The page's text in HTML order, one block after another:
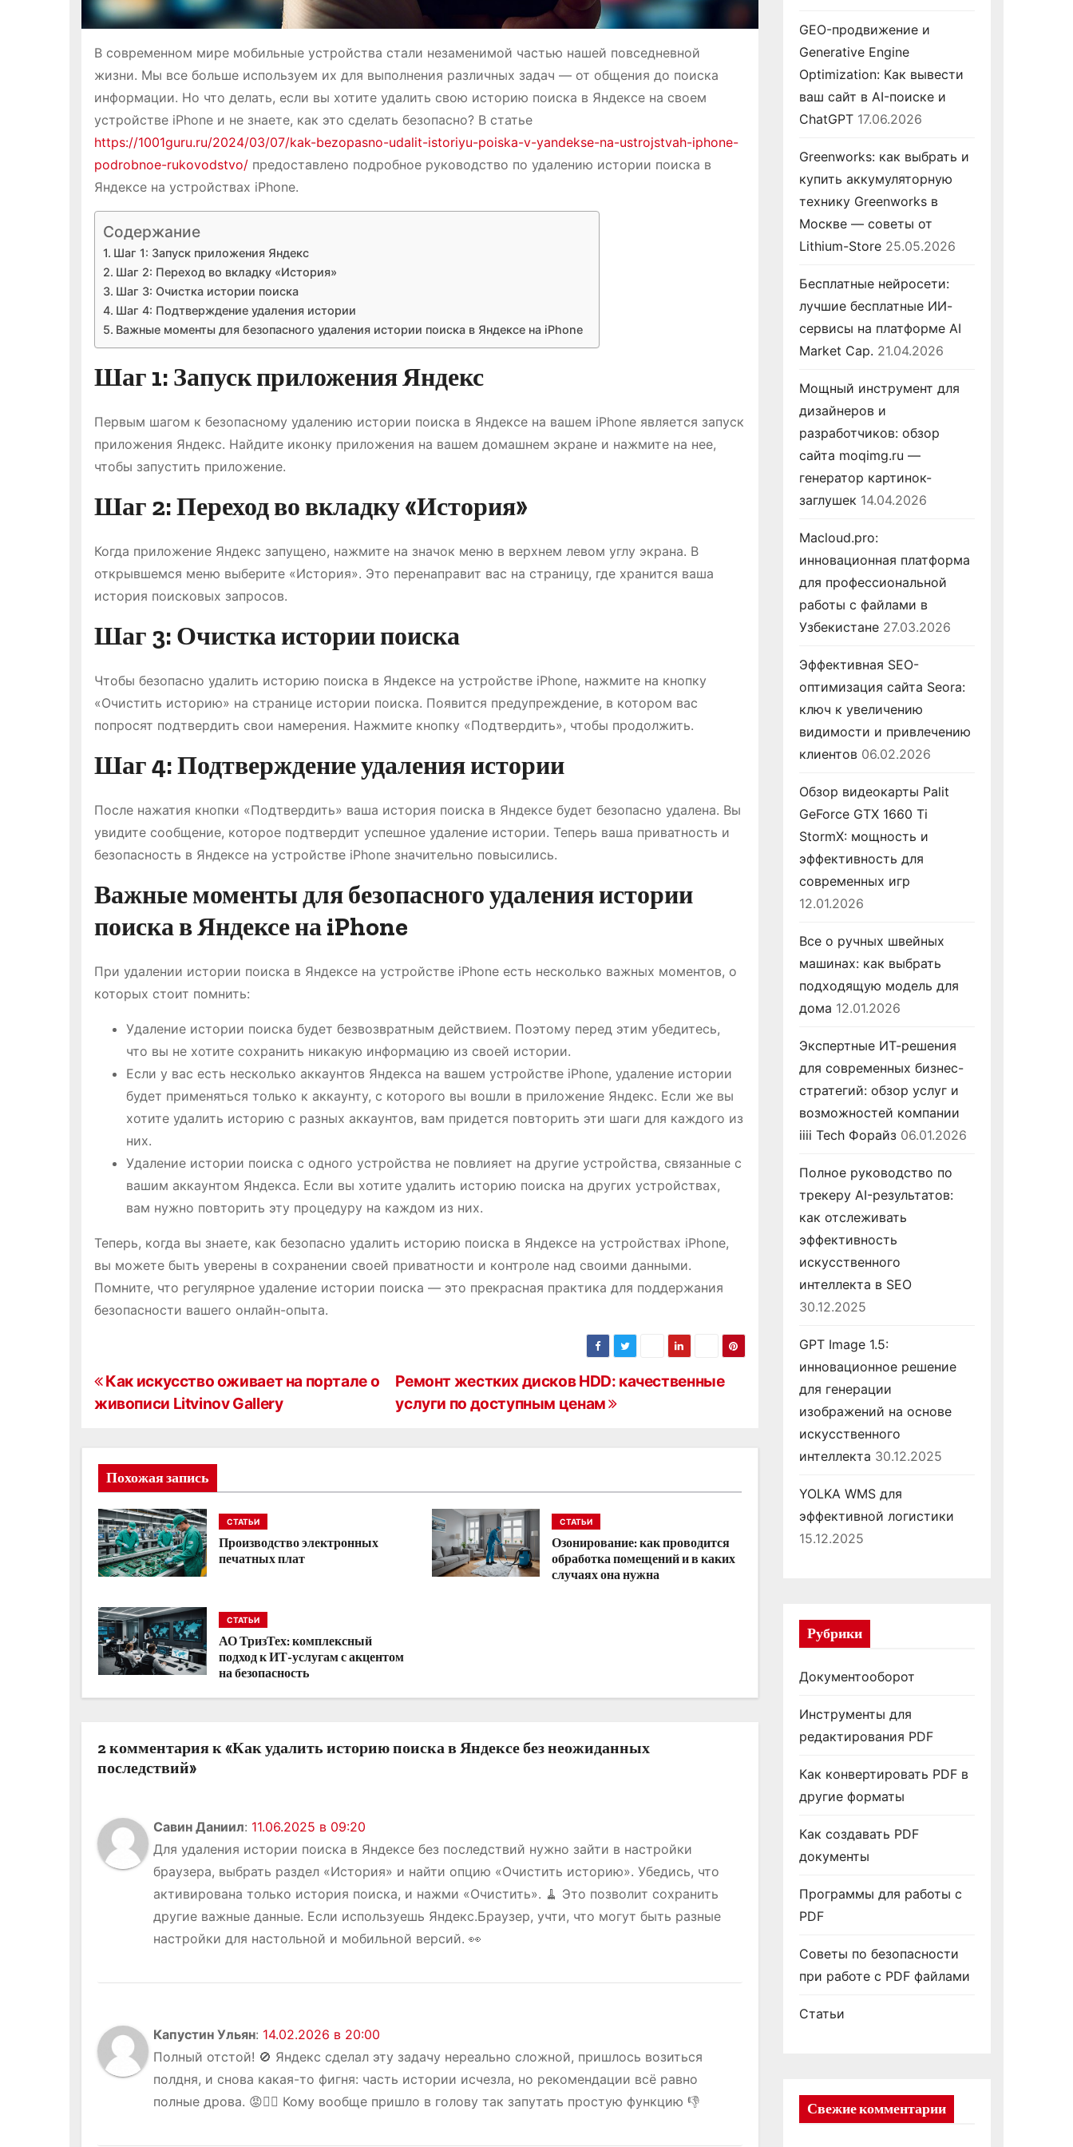
В современном мире мобильные устройства стали незаменимой частью нашей повседневной
жизни. Мы все больше используем их для выполнения различных задач — от общения до поиска
информации. Но что делать, если вы хотите удалить свою историю поиска в Яндексе на своем
устройстве iPhone и не знаете, как это сделать безопасно? В статье
https://1001guru.ru/2024/03/07/kak-bezopasno-udalit-istoriyu-poiska-v-yandekse-na-ustrojstvah-iphone-
podrobnoe-rukovodstvo/ предоставлено подробное руководство по удалению истории поиска в
Яндексе на устройствах iPhone.
Содержание
Шаг 1: Запуск приложения Яндекс
Шаг 2: Переход во вкладку «История»
Шаг 3: Очистка истории поиска
Шаг 4: Подтверждение удаления истории
Важные моменты для безопасного удаления истории поиска в Яндексе на iPhone
Шаг 1: Запуск приложения Яндекс
Первым шагом к безопасному удалению истории поиска в Яндексе на вашем iPhone является запуск
приложения Яндекс. Найдите иконку приложения на вашем домашнем экране и нажмите на нее,
чтобы запустить приложение.
Шаг 2: Переход во вкладку «История»
Когда приложение Яндекс запущено, нажмите на значок меню в верхнем левом углу экрана. В
открывшемся меню выберите «История». Это перенаправит вас на страницу, где хранится ваша
история поисковых запросов.
Шаг 3: Очистка истории поиска
Чтобы безопасно удалить историю поиска в Яндексе на устройстве iPhone, нажмите на кнопку
«Очистить историю» на странице истории поиска. Появится предупреждение, в котором вас
попросят подтвердить свои намерения. Нажмите кнопку «Подтвердить», чтобы продолжить.
Шаг 4: Подтверждение удаления истории
После нажатия кнопки «Подтвердить» ваша история поиска в Яндексе будет безопасно удалена. Вы
увидите сообщение, которое подтвердит успешное удаление истории. Теперь ваша приватность и
безопасность в Яндексе на устройстве iPhone значительно повысились.
Важные моменты для безопасного удаления истории
поиска в Яндексе на iPhone
При удалении истории поиска в Яндексе на устройстве iPhone есть несколько важных моментов, о
которых стоит помнить:
Удаление истории поиска будет безвозвратным действием. Поэтому перед этим убедитесь,
что вы не хотите сохранить никакую информацию из своей истории.
Если у вас есть несколько аккаунтов Яндекса на вашем устройстве iPhone, удаление истории
будет применяться только к аккаунту, с которого вы вошли в приложение Яндекс. Если же вы
хотите удалить историю с разных аккаунтов, вам придется повторить эти шаги для каждого из
них.
Удаление истории поиска с одного устройства не повлияет на другие устройства, связанные с
вашим аккаунтом Яндекса. Если вы хотите удалить историю поиска на других устройствах,
вам нужно повторить эту процедуру на каждом из них.
Теперь, когда вы знаете, как безопасно удалить историю поиска в Яндексе на устройствах iPhone,
вы можете быть уверены в сохранении своей приватности и контроле над своими данными.
Помните, что регулярное удаление истории поиска — это прекрасная практика для поддержания
безопасности вашего онлайн-опыта.
Н
а
и
г
а
ц
и
я
п
о
з
а
и
с
Ремонт жестких дисков HDD: качественные
услуги по доступным ценам
Как искусство оживает на портале о
живописи Litvinov Gallery
Похожая запись
СТАТЬИ
Производство электронных
печатных плат
СТАТЬИ
Озонирование: как проводится
обработка помещений и в каких
случаях она нужна
СТАТЬИ
АО ТризТех: комплексный
подход к ИТ-услугам с акцентом
на безопасность
2 комментария к «Как удалить историю поиска в Яндексе без неожиданных
последствий»
Савин Даниил: 11.06.2025 в 09:20
Для удаления истории поиска в Яндексе без последствий нужно зайти в настройки
браузера, выбрать раздел «История» и найти опцию «Очистить историю». Убедись, что
активирована только история поиска, и нажми «Очистить». 🧹 Это позволит сохранить
другие важные данные. Если используешь Яндекс.Браузер, учти, что могут быть разные
настройки для настольной и мобильной версий. 👀
Капустин Ульян: 14.02.2026 в 20:00
Полный отстой! 🚫 Яндекс сделал эту задачу нереально сложной, пришлось возиться
полдня, и снова какая-то фигня: часть истории исчезла, но рекомендации всё равно
полные дрова. 😡🤦‍♂️ Кому вообще пришло в голову так запутать простую функцию 👎
GEO-продвижение и
Generative Engine
Optimization: Как вывести
ваш сайт в AI-поиске и
ChatGPT 17.06.2026
Greenworks: как выбрать и
купить аккумуляторную
технику Greenworks в
Москве — советы от
Lithium-Store 25.05.2026
Бесплатные нейросети:
лучшие бесплатные ИИ-
сервисы на платформе AI
Market Cap. 21.04.2026
Мощный инструмент для
дизайнеров и
разработчиков: обзор
сайта moqimg.ru —
генератор картинок-
заглушек 14.04.2026
Macloud.pro:
инновационная платформа
для профессиональной
работы с файлами в
Узбекистане 27.03.2026
Эффективная SEO-
оптимизация сайта Seora:
ключ к увеличению
видимости и привлечению
клиентов 06.02.2026
Обзор видеокарты Palit
GeForce GTX 1660 Ti
StormX: мощность и
эффективность для
современных игр
12.01.2026
Все о ручных швейных
машинах: как выбрать
подходящую модель для
дома 12.01.2026
Экспертные ИТ-решения
для современных бизнес-
стратегий: обзор услуг и
возможностей компании
iiii Tech Форайз 06.01.2026
Полное руководство по
трекеру AI-результатов:
как отслеживать
эффективность
искусственного
интеллекта в SEO
30.12.2025
GPT Image 1.5:
инновационное решение
для генерации
изображений на основе
искусственного
интеллекта 30.12.2025
YOLKA WMS для
эффективной логистики
15.12.2025
Рубрики
Документооборот
Инструменты для
редактирования PDF
Как конвертировать PDF в
другие форматы
Как создавать PDF
документы
Программы для работы с
PDF
Советы по безопасности
при работе с PDF файлами
Статьи
Свежие комментарии